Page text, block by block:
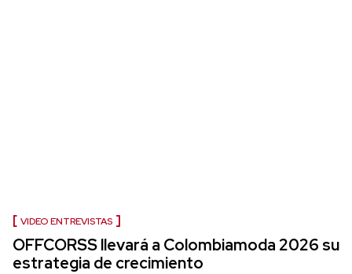
VIDEO ENTREVISTAS
OFFCORSS llevará a Colombiamoda 2026 su
estrategia de crecimiento